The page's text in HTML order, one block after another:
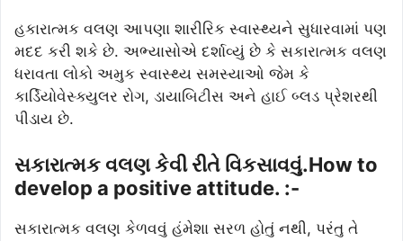
હકારાત્મક વલણ આપણા શારીરિક સ્વાસ્થ્યને સુધારવામાં પણ
મદદ કરી શકે છે. અભ્યાસોએ દર્શાવ્યું છે કે સકારાત્મક વલણ
ધરાવતા લોકો અમુક સ્વાસ્થ્ય સમસ્યાઓ જેમ કે
કાર્ડિયોવેસ્ક્યુલર રોગ, ડાયાબિટીસ અને હાઈ બ્લડ પ્રેશરથી
પીડાય છે.
સકારાત્મક વલણ કેવી રીતે વિકસાવવું.How to
develop a positive attitude. :-
સકારાત્મક વલણ કેળવવું હંમેશા સરળ હોતું નથી, પરંતુ તે